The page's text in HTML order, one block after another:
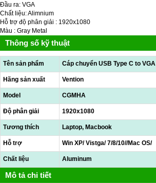
Đầu ra: VGA
Chất liệu: Alimnium
Hỗ trợ độ phân giải : 1920x1080
Màu : Gray Metal
Thông số kỹ thuật
Tên sản phẩm Cáp chuyển USB Type C to VGA
Hãng sản xuất Vention
Model CGMHA
Độ phân giải 1920x1080
Tương thích Laptop, Macbook
Hỗ trợ Win XP/ Vistga/ 7/8/10//Mac OS/
Chất liệu Aluminum
Mô tả chi tiết